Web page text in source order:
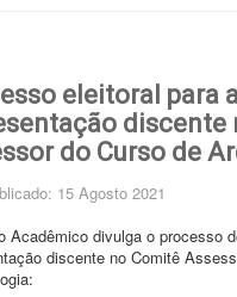
eleitoral para a
discente
do Curso de
15 Agosto 2021
Acadêmico divulga o processo
discente no Comitê